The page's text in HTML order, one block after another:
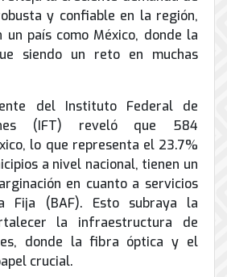
y confiable en la región,
un país como México, donde la
siendo un reto en muchas
del Instituto Federal de
(IFT) reveló que 584
lo que representa el 23.7%
a nivel nacional, tienen un
en cuanto a servicios
Fija (BAF). Esto subraya la
la infraestructura de
donde la fibra óptica y el
crucial.